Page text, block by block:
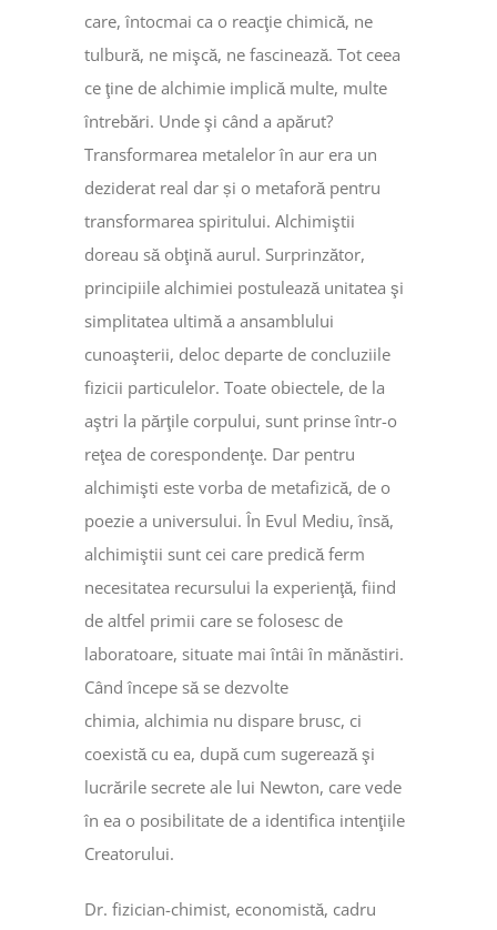
care, întocmai ca o reacţie chimică, ne
tulbură, ne mişcă, ne fascinează. Tot ceea
ce ţine de alchimie implică multe, multe
întrebări. Unde şi când a apărut?
Transformarea metalelor în aur era un
deziderat real dar și o metaforă pentru
transformarea spiritului. Alchimiştii
doreau să obţină aurul. Surprinzător,
principiile alchimiei postulează unitatea şi
simplitatea ultimă a ansamblului
cunoaşterii, deloc departe de concluziile
fizicii particulelor. Toate obiectele, de la
aştri la părţile corpului, sunt prinse într-o
reţea de corespondenţe. Dar pentru
alchimişti este vorba de metafizică, de o
poezie a universului. În Evul Mediu, însă,
alchimiştii sunt cei care predică ferm
necesitatea recursului la experienţă, fiind
de altfel primii care se folosesc de
laboratoare, situate mai întâi în mănăstiri.
Când începe să se dezvolte
chimia, alchimia nu dispare brusc, ci
coexistă cu ea, după cum sugerează şi
lucrările secrete ale lui Newton, care vede
în ea o posibilitate de a identifica intenţiile
Creatorului.
Dr. fizician-chimist, economistă, cadru